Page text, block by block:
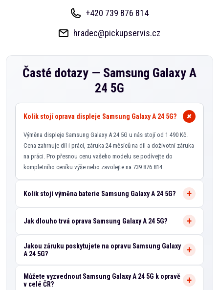
+420 739 876 814
hradec@pickupservis.cz
Časté dotazy — Samsung Galaxy A
24 5G
Kolik stojí oprava displeje Samsung Galaxy A 24 5G?
Výměna displeje Samsung Galaxy A 24 5G u nás stojí od 1 490 Kč.
Cena zahrnuje díl i práci, záruka 24 měsíců na díl a doživotní záruka
na práci. Pro přesnou cenu vašeho modelu se podívejte do
kompletního ceníku výše nebo zavolejte na 739 876 814.
Kolik stojí výměna baterie Samsung Galaxy A 24 5G?
Jak dlouho trvá oprava Samsung Galaxy A 24 5G?
Jakou záruku poskytujete na opravu Samsung Galaxy
A 24 5G?
Můžete vyzvednout Samsung Galaxy A 24 5G k opravě
v celé ČR?